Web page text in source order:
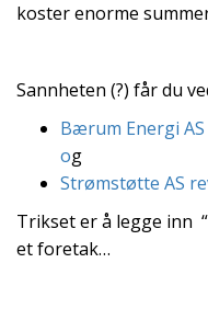
koster enorme
Sannheten (?) får du
Bærum Energi
og
Strømstøtte AS
Trikset er å legge inn
et foretak…